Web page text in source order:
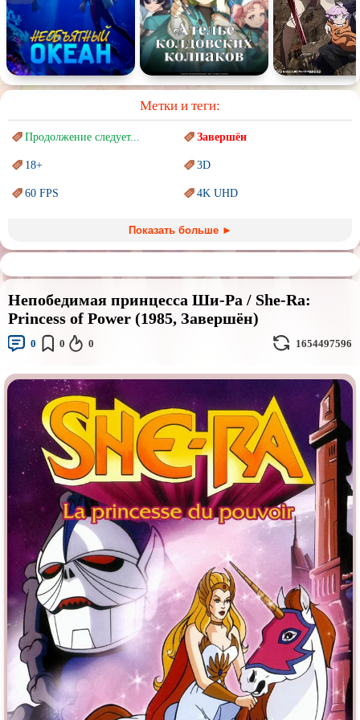
Метки и теги:
Продолжение следует... Завершён
18+ 3D
60 FPS 4K UHD
Marvel PIXAR
Sci-Fi (Научнаяфантастика) Trash (трэш) movies
Авангард иСюрреализм Ангелы и Демоны
Аниме
Индийское кино
Коллекция Комикс
Маги и Волшебники Наркотики
Новогодние Основанное нареальных
событиях
Параллельные миры
ПереводГоблина
ПереводКубик в Кубе Кураж-Бамбей
Пеплум Подростковая жестокость
Постапокалипсис Призраки
Про акул Про апокалипсис
Про богов Про богатых
Про вампиров Про ведьм
Про викингов Про выживание
Показать больше ►
Непобедимая принцесса Ши-Ра / She-Ra:
Princess of Power (1985, Завершён)
0 0 0 1654497596